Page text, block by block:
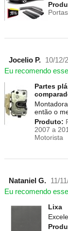
Jocelio P.
10/12/
Eu recomendo
Partes
então o
Produto:
2007 a
Motorista
Nataniel G.
11/
Eu recomendo
Lixa